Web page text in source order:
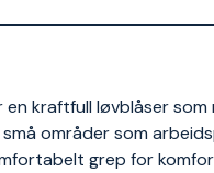
en kraftfull løvblåser
områder som
grep for